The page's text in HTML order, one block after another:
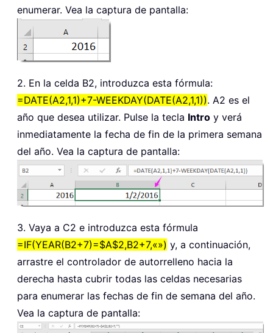
enumerar. Vea la captura de pantalla:
2. En la celda B2, introduzca esta fórmula:
=DATE(A2,1,1)+7-WEEKDAY(DATE(A2,1,1)). A2 es el
año que desea utilizar. Pulse la tecla Intro y verá
inmediatamente la fecha de fin de la primera semana
del año. Vea la captura de pantalla:
3. Vaya a C2 e introduzca esta fórmula
=IF(YEAR(B2+7)=$A$2,B2+7,«») y, a continuación,
arrastre el controlador de autorrelleno hacia la
derecha hasta cubrir todas las celdas necesarias
para enumerar las fechas de fin de semana del año.
Vea la captura de pantalla: